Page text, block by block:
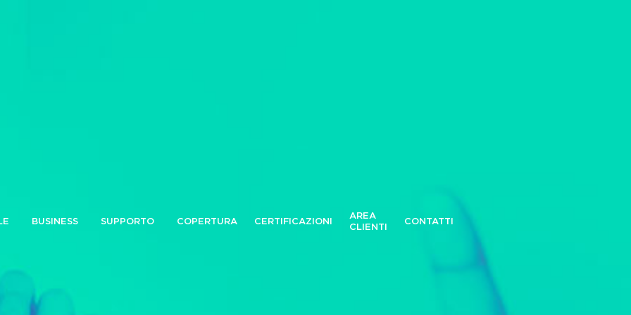
BUSINESS SUPPORTO COPERTURA CERTIFICAZIONI
AREA
CLIENTI
CONTATTI